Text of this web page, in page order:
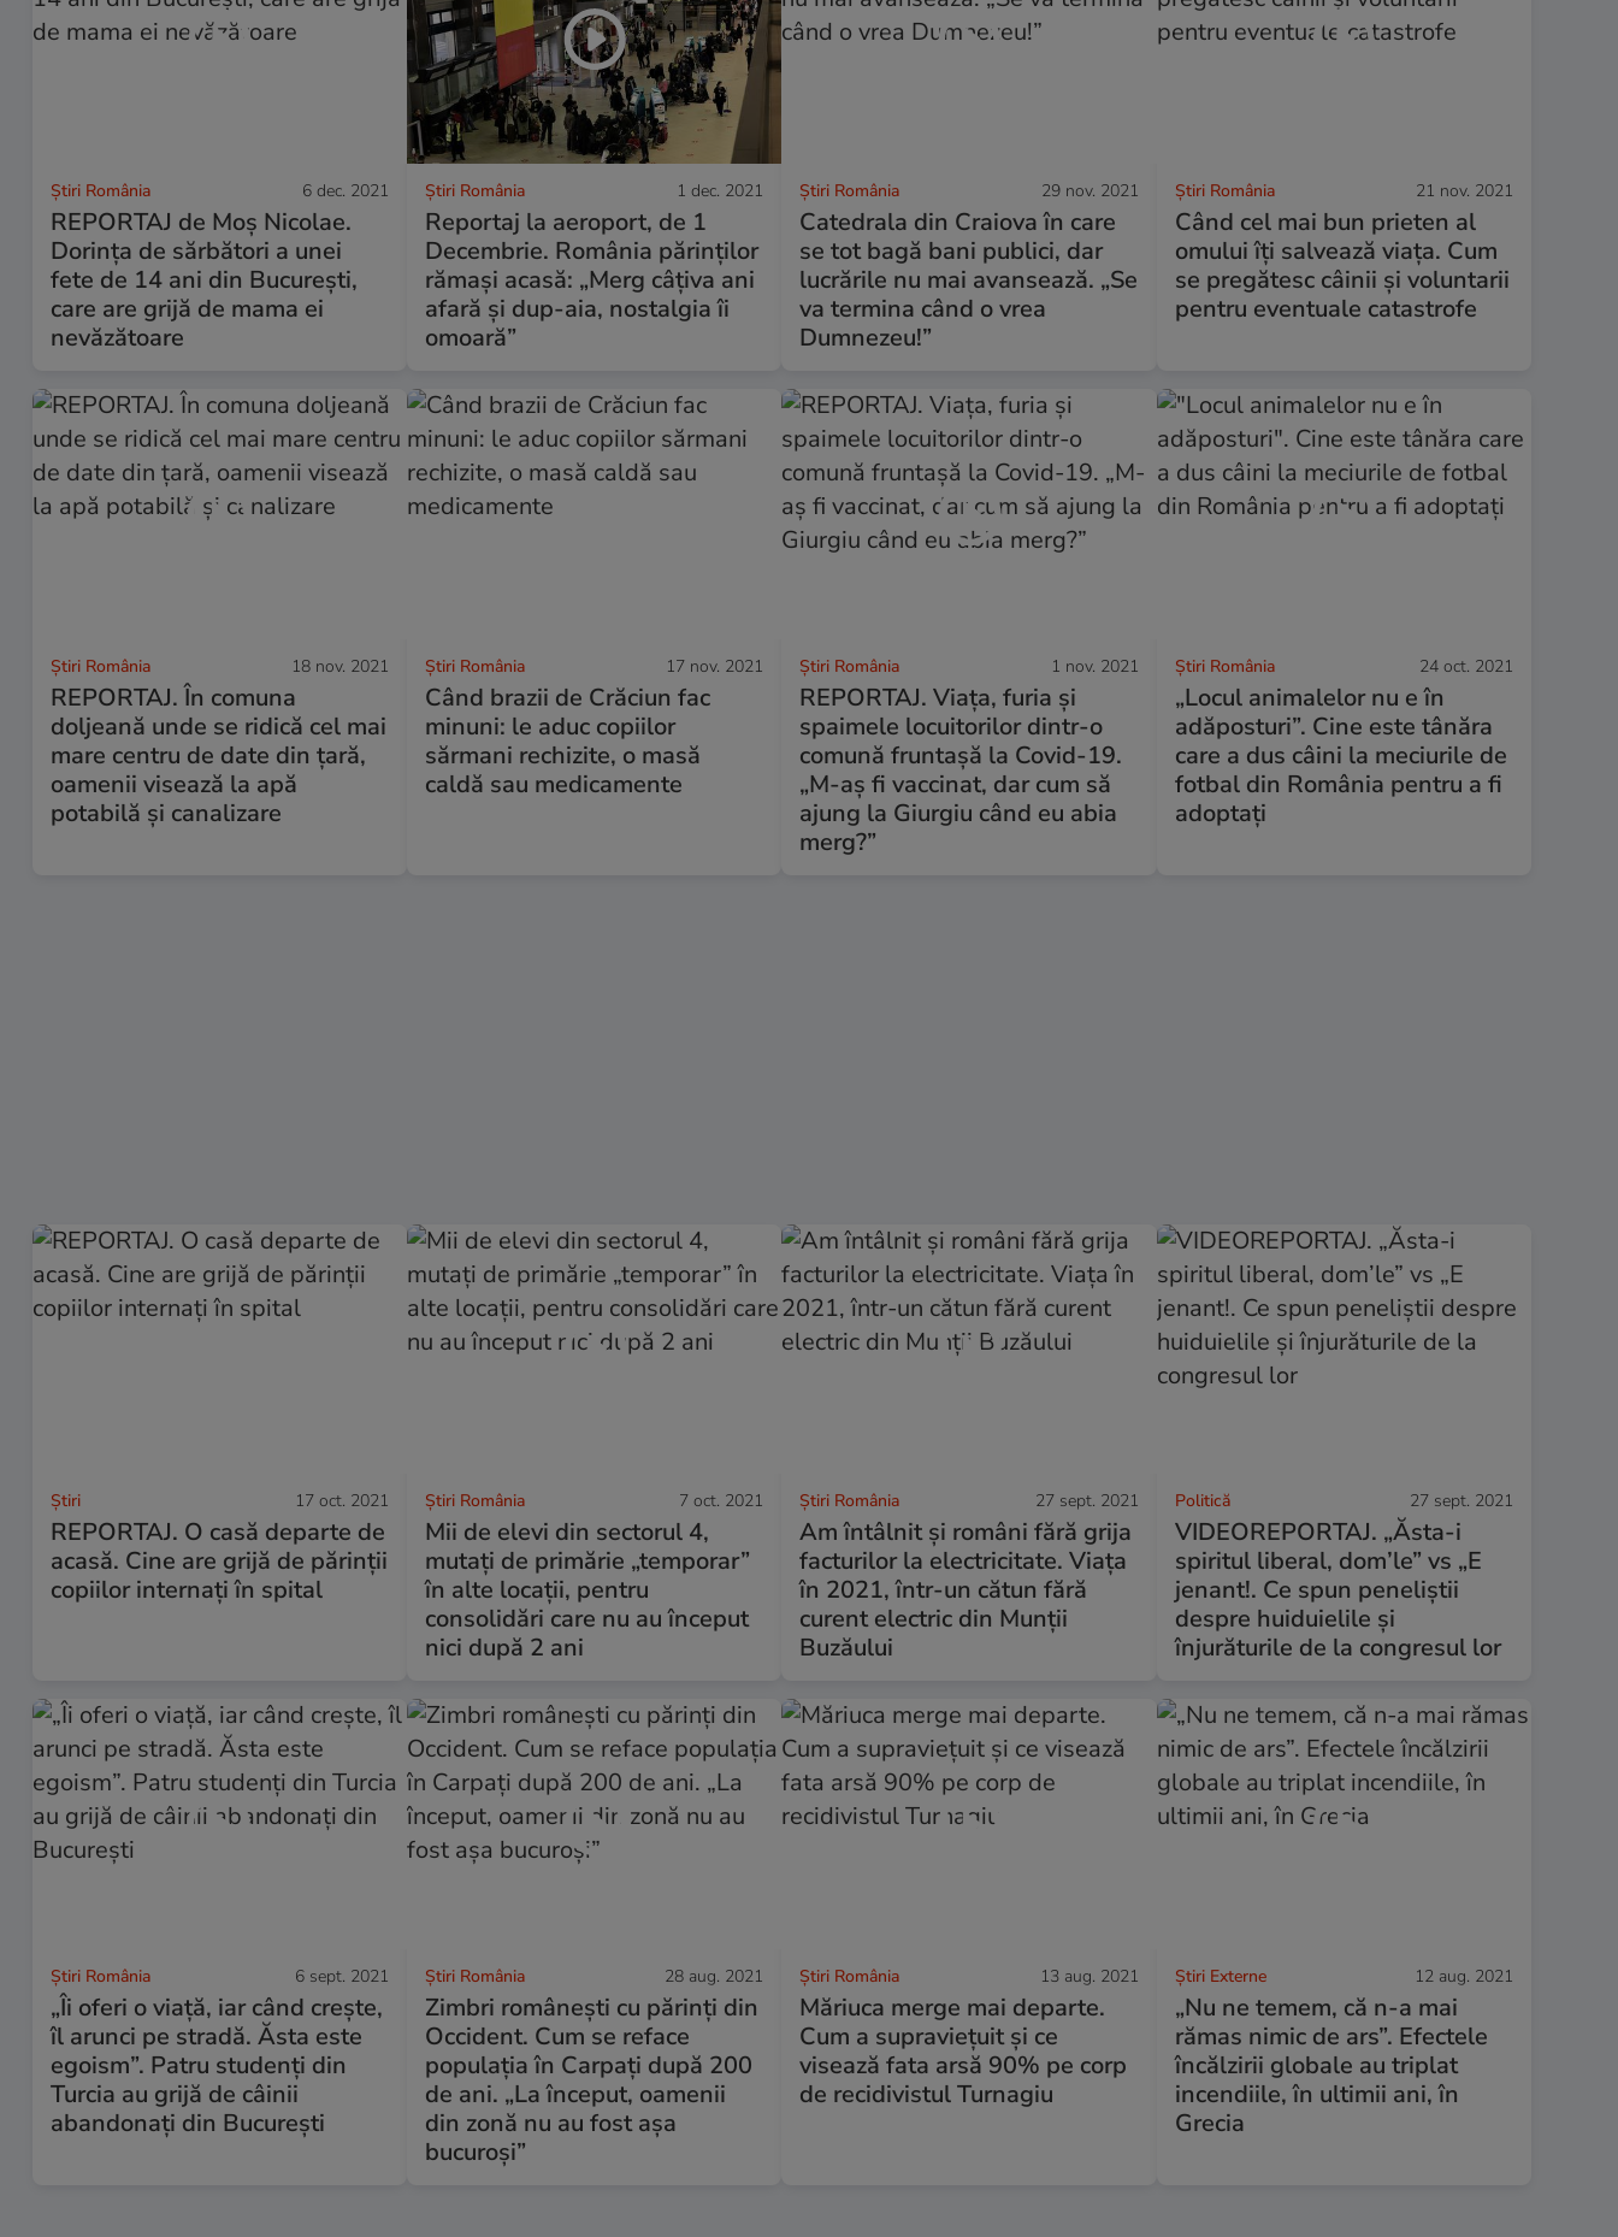
Știri România 6 dec. 2021
REPORTAJ de Moș Nicolae.
Dorința de sărbători a unei
fete de 14 ani din București,
care are grijă de mama ei
nevăzătoare
Știri România 1 dec. 2021
Reportaj la aeroport, de 1
Decembrie. România părinților
rămași acasă: „Merg câțiva ani
afară și dup-aia, nostalgia îi
omoară”
Știri România 29 nov. 2021
Catedrala din Craiova în care
se tot bagă bani publici, dar
lucrările nu mai avansează. „Se
va termina când o vrea
Dumnezeu!”
Știri România 21 nov. 2021
Când cel mai bun prieten al
omului îți salvează viața. Cum
se pregătesc câinii și voluntarii
pentru eventuale catastrofe
Știri România 18 nov. 2021
REPORTAJ. În comuna
doljeană unde se ridică cel mai
mare centru de date din țară,
oamenii visează la apă
potabilă și canalizare
Știri România 17 nov. 2021
Când brazii de Crăciun fac
minuni: le aduc copiilor
sărmani rechizite, o masă
caldă sau medicamente
Știri România 1 nov. 2021
REPORTAJ. Viața, furia și
spaimele locuitorilor dintr-o
comună fruntaşă la Covid-19.
„M-aș fi vaccinat, dar cum să
ajung la Giurgiu când eu abia
merg?”
Știri România 24 oct. 2021
„Locul animalelor nu e în
adăposturi”. Cine este tânăra
care a dus câini la meciurile de
fotbal din România pentru a fi
adoptați
Ştiri 17 oct. 2021
REPORTAJ. O casă departe de
acasă. Cine are grijă de părinţii
copiilor internaţi în spital
Știri România 7 oct. 2021
Mii de elevi din sectorul 4,
mutați de primărie „temporar”
în alte locații, pentru
consolidări care nu au început
nici după 2 ani
Știri România 27 sept. 2021
Am întâlnit și români fără grija
facturilor la electricitate. Viața
în 2021, într-un cătun fără
curent electric din Munții
Buzăului
Politică 27 sept. 2021
VIDEOREPORTAJ. „Ăsta-i
spiritul liberal, dom’le” vs „E
jenant!. Ce spun peneliștii
despre huiduielile și
înjurăturile de la congresul lor
Știri România 6 sept. 2021
„Îi oferi o viață, iar când crește,
îl arunci pe stradă. Ăsta este
egoism”. Patru studenți din
Turcia au grijă de câinii
abandonați din București
Știri România 28 aug. 2021
Zimbri românești cu părinți din
Occident. Cum se reface
populația în Carpați după 200
de ani. „La început, oamenii
din zonă nu au fost așa
bucuroși”
Știri România 13 aug. 2021
Măriuca merge mai departe.
Cum a supraviețuit și ce
visează fata arsă 90% pe corp
de recidivistul Turnagiu
Știri Externe 12 aug. 2021
„Nu ne temem, că n-a mai
rămas nimic de ars”. Efectele
încălzirii globale au triplat
incendiile, în ultimii ani, în
Grecia